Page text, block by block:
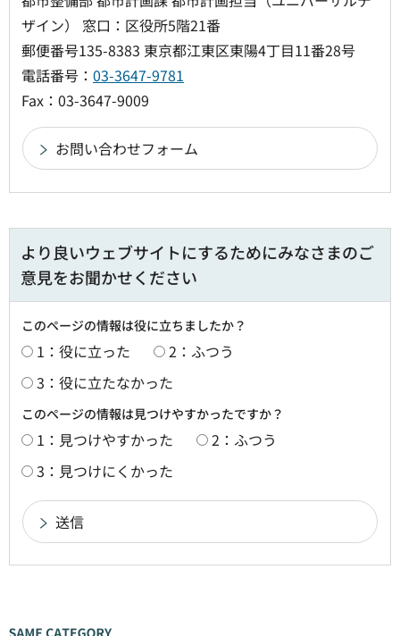
ザイン） 窓口：区役所5階21番
郵便番号135-8383 東京都江東区東陽4丁目11番28号
電話番号： 03-3647-9781
Fax：03-3647-9009
より良いウェブサイトにするためにみなさまのご
意見をお聞かせください
このページの情報は役に立ちましたか？
1：役に立った
2：ふつう
3：役に立たなかった
このページの情報は見つけやすかったですか？
1：見つけやすかった
2：ふつう
3：見つけにくかった